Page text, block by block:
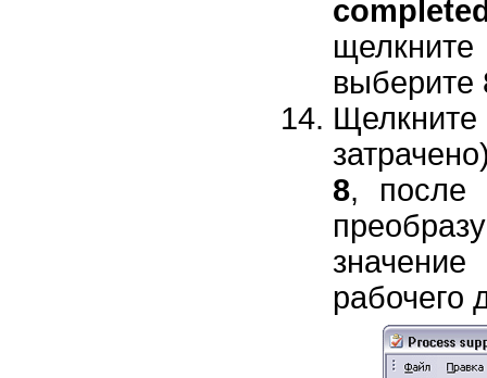
выберите
8, после
рабочего